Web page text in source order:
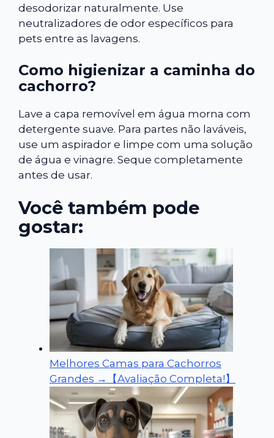
desodorizar naturalmente. Use
neutralizadores de odor específicos para
pets entre as lavagens.
Como higienizar a caminha do
cachorro?
Lave a capa removível em água morna com
detergente suave. Para partes não laváveis,
use um aspirador e limpe com uma solução
de água e vinagre. Seque completamente
antes de usar.
Você também pode
gostar:
Melhores Camas para Cachorros
Grandes →【Avaliação Completa!】